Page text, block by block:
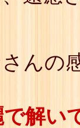
んの
解い